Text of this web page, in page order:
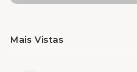
Mais Vistas